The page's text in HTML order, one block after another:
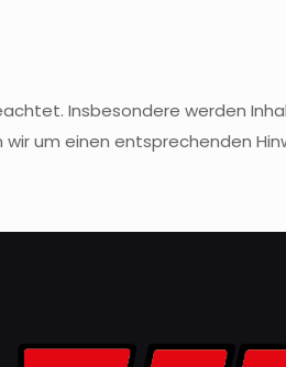
Insbesondere werden
um einen entsprechenden